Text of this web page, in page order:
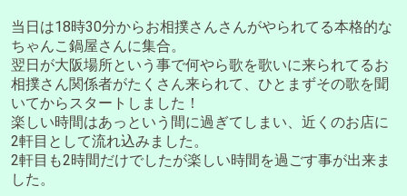
当日は18時30分からお相撲さんさんがやられてる本格的な
ちゃんこ鍋屋さんに集合。
翌日が大阪場所という事で何やら歌を歌いに来られてるお
相撲さん関係者がたくさん来られて、ひとまずその歌を聞
いてからスタートしました！
楽しい時間はあっという間に過ぎてしまい、近くのお店に
2軒目として流れ込みました。
2軒目も2時間だけでしたが楽しい時間を過ごす事が出来ま
した。